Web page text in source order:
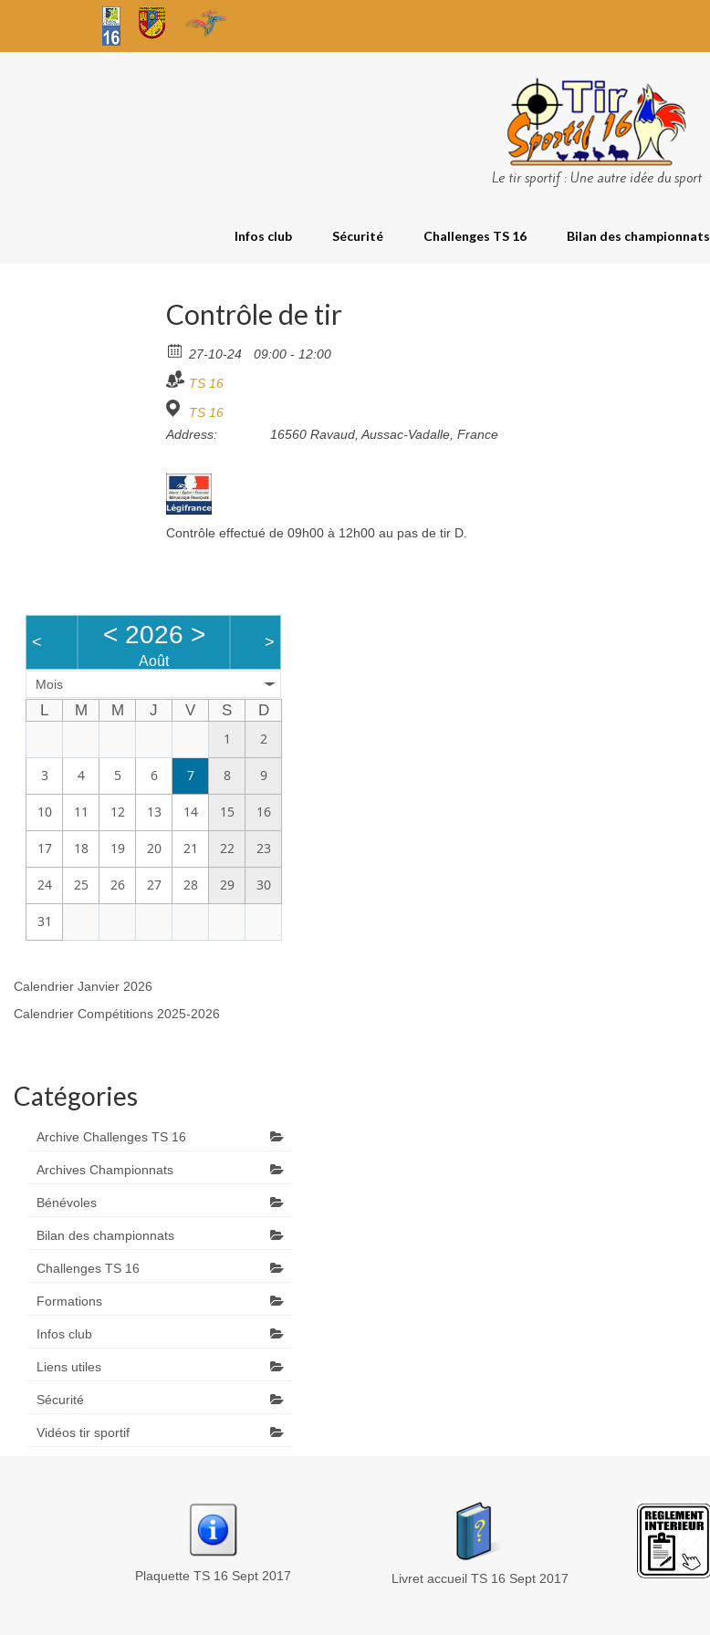
Le tir sportif : Une autre idée du sport
Infos club Sécurité Challenges TS 16 Bilan des championnats
Contrôle de tir
27-10-24
09:00 - 12:00
TS 16
TS 16
Address:
16560 Ravaud, Aussac-Vadalle, France
Contrôle effectué de 09h00 à 12h00 au pas de tir D.
< < 2026 >
Août
>
Mois
L M M J V S
D
1
2
3 4 5 6 7 8 9
10 11 12 13 14 15 16
17 18 19 20 21 22 23
24 25 26 27 28 29 30
31
Calendrier Janvier 2026
Calendrier Compétitions 2025-2026
Catégories
Archive Challenges TS 16
Archives Championnats
Bénévoles
Bilan des championnats
Challenges TS 16
Formations
Infos club
Liens utiles
Sécurité
Vidéos tir sportif
Plaquette TS 16 Sept 2017 Livret accueil TS 16 Sept 2017